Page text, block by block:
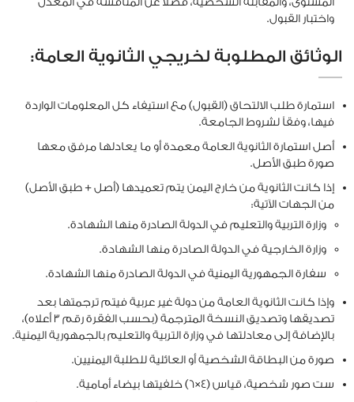
واختبار القبول.
الوثائق المطلوبة لخريجي الثانوية العامة:
استمارة طلب الالتحاق (القبول) مع استيفاء كل المعلومات الواردة
فيها، وفقاً لشروط الجامعة.
أصل استمارة الثانوية العامة معمدة أو ما يعادلها مرفق معها
صورة طبق الأصل.
إذا كانت الثانوية من خارج اليمن يتم تعميدها (أصل + طبق الأصل)
من الجهات الآتية:
وزارة التربية والتعليم في الدولة الصادرة منها الشهادة.
وزارة الخارجية في الدولة الصادرة منها الشهادة.
سفارة الجمهورية اليمنية في الدولة الصادرة منها الشهادة.
وإذا كانت الثانوية العامة من دولة غير عربية فيتم ترجمتها بعد
تصديقها وتصديق النسخة المترجمة (بحسب الفقرة رقم 3 أعلاه)،
بالإضافة إلى معادلتها في وزارة التربية والتعليم بالجمهورية اليمنية.
صورة من البطاقة الشخصية أو العائلية للطلبة اليمنيين.
ست صور شخصية، قياس (4×6) خلفيتها بيضاء أمامية.